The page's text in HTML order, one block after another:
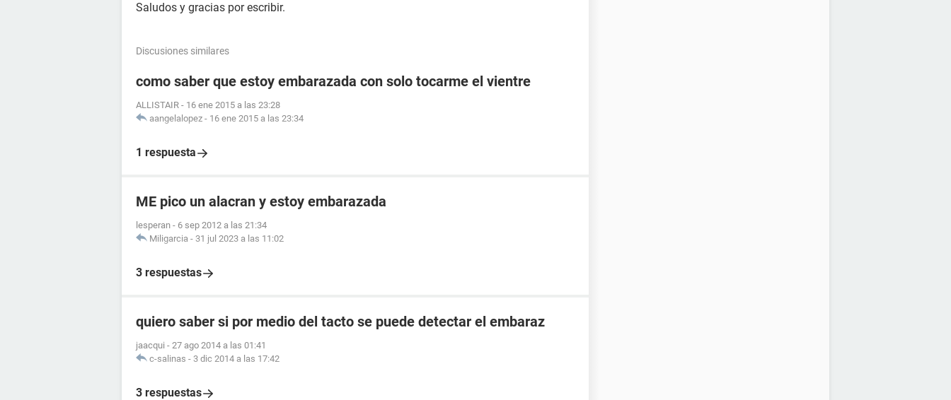
Saludos y gracias por escribir.
Discusiones similares
como saber que estoy embarazada con solo tocarme el vientre
ALLISTAIR - 16 ene 2015 a las 23:28
aangelalopez - 16 ene 2015 a las 23:34
1 respuesta
ME pico un alacran y estoy embarazada
lesperan - 6 sep 2012 a las 21:34
Miligarcia - 31 jul 2023 a las 11:02
3 respuestas
quiero saber si por medio del tacto se puede detectar el embaraz
jaacqui - 27 ago 2014 a las 01:41
c-salinas - 3 dic 2014 a las 17:42
3 respuestas